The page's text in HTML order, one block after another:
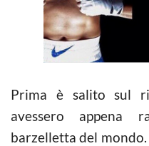
Prima è salito sul
avessero appena
barzelletta del